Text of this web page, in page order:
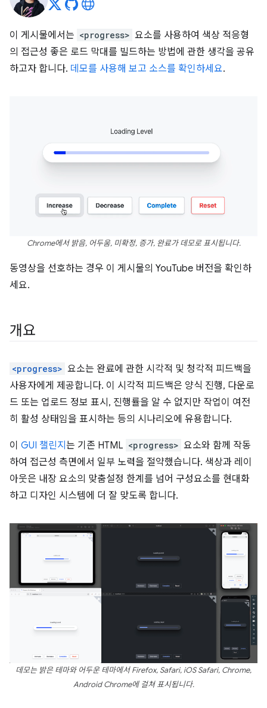
이 게시물에서는 <progress> 요소를 사용하여 색상 적응형
의 접근성 좋은 로드 막대를 빌드하는 방법에 관한 생각을 공유
하고자 합니다. 데모를 사용해 보고 소스를 확인하세요.
Chrome에서 밝음, 어두움, 미확정, 증가, 완료가 데모로 표시됩니다.
동영상을 선호하는 경우 이 게시물의 YouTube 버전을 확인하
세요.
개요
<progress> 요소는 완료에 관한 시각적 및 청각적 피드백을
사용자에게 제공합니다. 이 시각적 피드백은 양식 진행, 다운로
드 또는 업로드 정보 표시, 진행률을 알 수 없지만 작업이 여전
히 활성 상태임을 표시하는 등의 시나리오에 유용합니다.
이 GUI 챌린지 는 기존 HTML <progress> 요소와 함께 작동
하여 접근성 측면에서 일부 노력을 절약했습니다. 색상과 레이
아웃은 내장 요소의 맞춤설정 한계를 넘어 구성요소를 현대화
하고 디자인 시스템에 더 잘 맞도록 합니다.
데모는 밝은 테마와 어두운 테마에서 Firefox, Safari, iOS Safari, Chrome,
Android Chrome에 걸쳐 표시됩니다.